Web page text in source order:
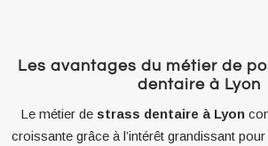
Les avantages du métier de
dentaire à Lyon
Le métier de strass dentaire à Lyon
croissante grâce à l’intérêt grandissant pour